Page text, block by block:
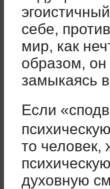
себе,
мир, как
образом, он
замыкаясь
Если
то
духовную